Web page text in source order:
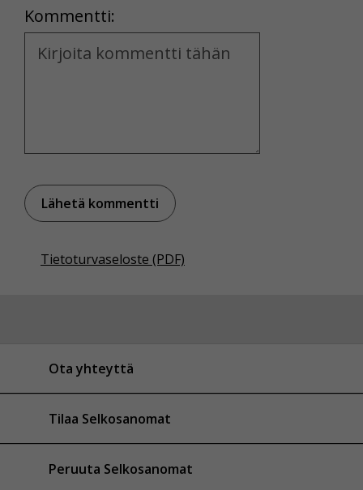
Kommentti:
Kommentti
Tietoturvaseloste (PDF)
Ota yhteyttä
Tilaa Selkosanomat
Peruuta Selkosanomat